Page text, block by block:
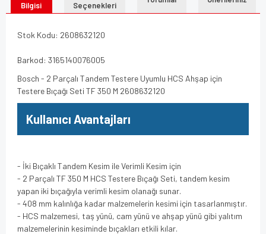
Bilgisi
Seçenekleri
Stok Kodu: 2608632120
Barkod: 3165140076005
Bosch - 2 Parçalı Tandem Testere Uyumlu HCS Ahşap için
Testere Bıçağı Seti TF 350 M 2608632120
Kullanıcı Avantajları
- İki Bıçaklı Tandem Kesim ile Verimli Kesim için
- 2 Parçalı TF 350 M HCS Testere Bıçağı Seti, tandem kesim
yapan iki bıçağıyla verimli kesim olanağı sunar.
- 408 mm kalınlığa kadar malzemelerin kesimi için tasarlanmıştır.
- HCS malzemesi, taş yünü, cam yünü ve ahşap yünü gibi yalıtım
malzemelerinin kesiminde bıçakları etkili kılar.